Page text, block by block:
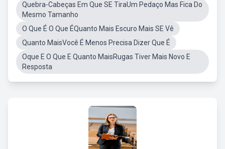
Quebra-Cabeças Em Que SE TiraUm Pedaço Mas Fica Do
Mesmo Tamanho
O Que É O Que ÉQuanto Mais Escuro Mais SE Vê
Quanto MaisVocê É Menos Precisa Dizer Que É
Oque E O Que E Quanto MaisRugas Tiver Mais Novo E
Resposta